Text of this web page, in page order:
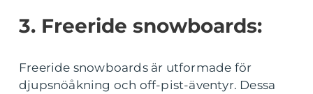
3. Freeride snowboards:
Freeride snowboards är utformade för
djupsnöåkning och off-pist-äventyr. Dessa